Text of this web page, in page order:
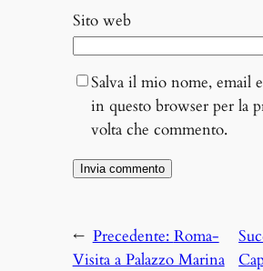
Sito web
Salva il mio nome, email
in questo browser per la
volta che commento.
← Precedente: Roma-
Visita a Palazzo Marina